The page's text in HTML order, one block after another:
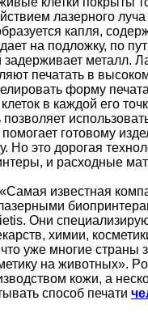
лазерного
капля,
на подложку, по
задерживает металл.
печатать в
форму
в каждой его
готовому
Но это дорогая
и расходные
известная
Они
химии,
уже многие страны
на животных».
кожи, а
способ печати